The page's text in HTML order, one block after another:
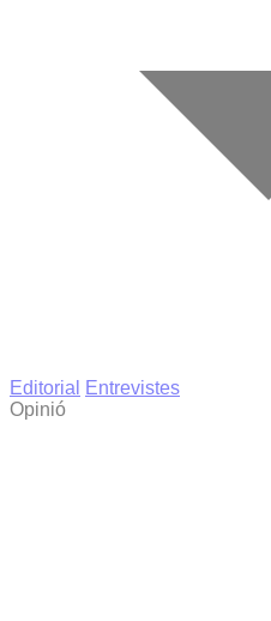
Editorial
Entrevistes
Opinió